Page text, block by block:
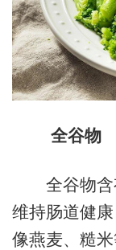
全谷物
全谷物含
维持肠道健康
像燕麦、糙